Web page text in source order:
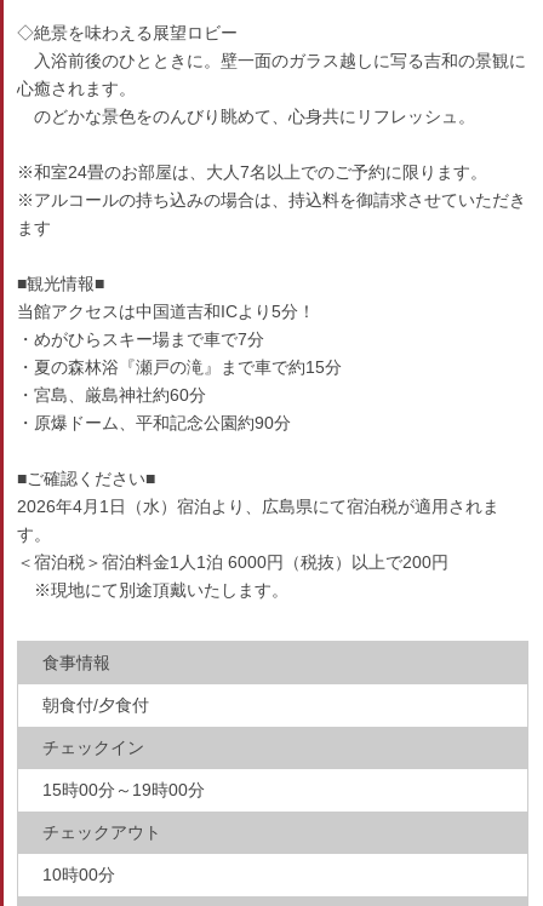
◇絶景を味わえる展望ロビー
入浴前後のひとときに。壁一面のガラス越しに写る吉和の景観に
心癒されます。
のどかな景色をのんびり眺めて、心身共にリフレッシュ。
※和室24畳のお部屋は、大人7名以上でのご予約に限ります。
※アルコールの持ち込みの場合は、持込料を御請求させていただき
ます
■観光情報■
当館アクセスは中国道吉和ICより5分！
・めがひらスキー場まで車で7分
・夏の森林浴『瀬戸の滝』まで車で約15分
・宮島、厳島神社約60分
・原爆ドーム、平和記念公園約90分
■ご確認ください■
2026年4月1日（水）宿泊より、広島県にて宿泊税が適用されま
す。
＜宿泊税＞宿泊料金1人1泊 6000円（税抜）以上で200円
※現地にて別途頂戴いたします。
食事情報
朝食付/夕食付
チェックイン
15時00分～19時00分
チェックアウト
10時00分